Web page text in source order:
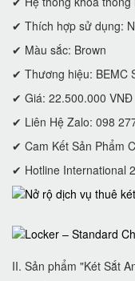
✔ Thích hợp sử dụng:
✔ Màu sắc: Brown
✔ Thương hiệu: BEMC
✔ Giá: 22.500.000 VNĐ
✔ Liên Hệ Zalo: 098
✔ Cam Kết Sản Phẩm
✔ Hotline International
II. Sản phẩm "Két Sắt